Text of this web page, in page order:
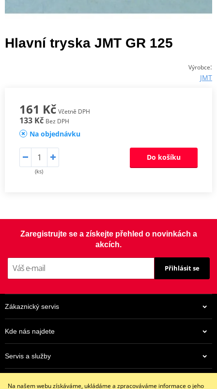
Hlavní tryska JMT GR 125
Výrobce:
JMT
161 Kč Včetně DPH
133 Kč Bez DPH
Na objednávku
(ks)
Do košíku
Zaregistrujte se a získejte přehled o novinkách a
akcích.
Přihlásit se
Zákaznický servis
Kde nás najdete
Servis a služby
Na našem webu získáváme, ukládáme a zpracováváme informace o jeho